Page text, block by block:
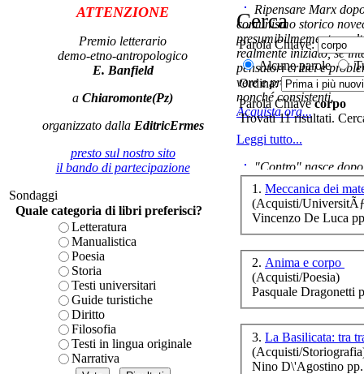
ATTENZIONE
Premio letterario
demo-etno-antropologico
E. Banfield
a Chiaromonte(Pz)
organizzato dalla EditricErmes
presto sul nostro sito
il bando di partecipazione
Sondaggi
Quale categoria di libri preferisci?
Letteratura
Manualistica
Poesia
Storia
Testi universitari
Guide turistiche
Diritto
Filosofia
Testi in lingua originale
Narrativa
Ripensare Marx
comunismo storico
presumibilmemente
realmente iniziato, se
pensatori critici e
vere e proprie correnti
nonché consistenti.
Acquista ora...
Leggi tutto...
"Contro" nasce
cominciato con la
ripensaremarx. i saggi
questa collaborazione
è teorica, sempre però
presente fase.
Acquista ora...
A feed could not be
http://www.lastampa.it/
Cerca
Parola Chiave:
Alcune parole
Ordina:
Parola Chiavecorpo
Trovati 11 risultati.
1. Meccanica dei
(Acquisti/
Vincenzo De Luca
2. Anima e corpo
(Acquisti/Poesia)
Pasquale Dragonetti
3. La Basilicata: tra
(Acquisti/
Nino D\'Agostino